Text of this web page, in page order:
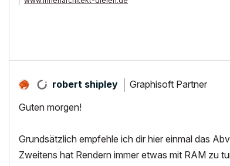
robert shipley Graphisoft Partner
Guten morgen!
Grundsätzlich empfehle ich dir hier einmal das
Zweitens hat Rendern immer etwas mit RAM zu